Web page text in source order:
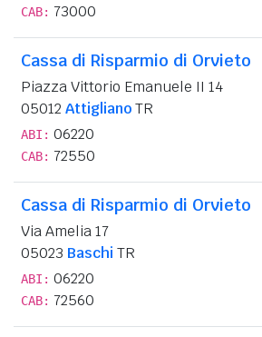
CAB: 73000
Cassa di Risparmio di Orvieto
Piazza Vittorio Emanuele II 14
05012 AttiglianoTR
ABI: 06220
CAB: 72550
Cassa di Risparmio di Orvieto
Via Amelia 17
05023 Baschi TR
ABI: 06220
CAB: 72560